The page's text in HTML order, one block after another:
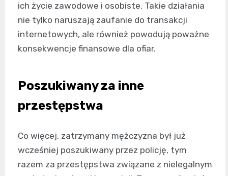
ich życie zawodowe i osobiste. Takie działania
nie tylko naruszają zaufanie do transakcji
internetowych, ale również powodują poważne
konsekwencje finansowe dla ofiar.
Poszukiwany za inne
przestępstwa
Co więcej, zatrzymany mężczyzna był już
wcześniej poszukiwany przez policję, tym
razem za przestępstwa związane z nielegalnym